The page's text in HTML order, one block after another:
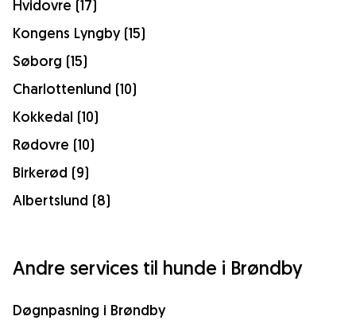
Hvidovre (17)
Kongens Lyngby (15)
Søborg (15)
Charlottenlund (10)
Kokkedal (10)
Rødovre (10)
Birkerød (9)
Albertslund (8)
Andre services til hunde i Brøndby
Døgnpasning i Brøndby